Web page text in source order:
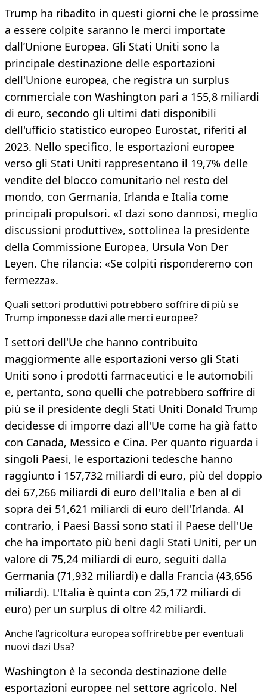
Trump ha ribadito in questi giorni che le prossime
a essere colpite saranno le merci importate
dall’Unione Europea. Gli Stati Uniti sono la
principale destinazione delle esportazioni
dell'Unione europea, che registra un surplus
commerciale con Washington pari a 155,8 miliardi
di euro, secondo gli ultimi dati disponibili
dell'ufficio statistico europeo Eurostat, riferiti al
2023. Nello specifico, le esportazioni europee
verso gli Stati Uniti rappresentano il 19,7% delle
vendite del blocco comunitario nel resto del
mondo, con Germania, Irlanda e Italia come
principali propulsori. «I dazi sono dannosi, meglio
discussioni produttive», sottolinea la presidente
della Commissione Europea, Ursula Von Der
Leyen. Che rilancia: «Se colpiti risponderemo con
fermezza».
Quali settori produttivi potrebbero soffrire di più se
Trump imponesse dazi alle merci europee?
I settori dell'Ue che hanno contribuito
maggiormente alle esportazioni verso gli Stati
Uniti sono i prodotti farmaceutici e le automobili
e, pertanto, sono quelli che potrebbero soffrire di
più se il presidente degli Stati Uniti Donald Trump
decidesse di imporre dazi all'Ue come ha già fatto
con Canada, Messico e Cina. Per quanto riguarda i
singoli Paesi, le esportazioni tedesche hanno
raggiunto i 157,732 miliardi di euro, più del doppio
dei 67,266 miliardi di euro dell'Italia e ben al di
sopra dei 51,621 miliardi di euro dell'Irlanda. Al
contrario, i Paesi Bassi sono stati il Paese dell'Ue
che ha importato più beni dagli Stati Uniti, per un
valore di 75,24 miliardi di euro, seguiti dalla
Germania (71,932 miliardi) e dalla Francia (43,656
miliardi). L'Italia è quinta con 25,172 miliardi di
euro) per un surplus di oltre 42 miliardi.
Anche l’agricoltura europea soffrirebbe per eventuali
nuovi dazi Usa?
Washington è la seconda destinazione delle
esportazioni europee nel settore agricolo. Nel